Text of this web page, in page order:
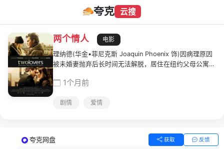
夸克 云搜
两个情人
电影
理纳德(华金•菲尼克斯 Joaquin Phoenix 饰)因病理原因
被未婚妻抛弃后长时间无法解脱，居住在纽约父母公寓中
家搞干洗店联营，科恩家的大女儿姗德拉(凡妮莎•肖
遇的金发邻居蜜雪儿(格温妮丝•帕特洛 Gwyneth
恋。理纳德在爱情的煎熬中痛苦不堪，曙光与黑夜交替出
现，让他无所适从。
1个月前
剧情 爱情
夸克网盘 获取 反馈